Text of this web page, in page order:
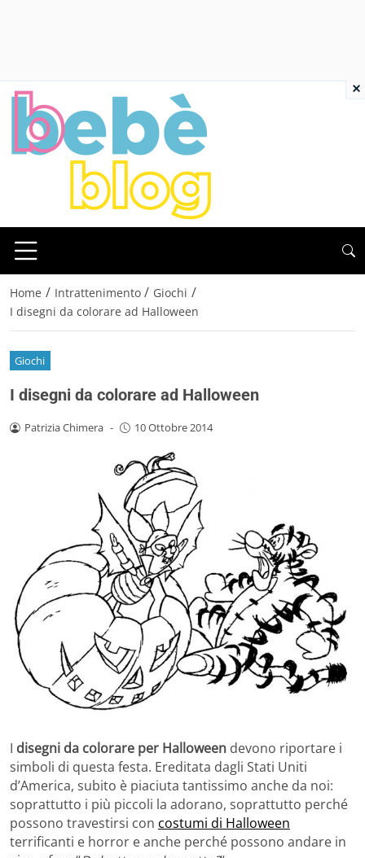
Home / Intrattenimento / Giochi /
I disegni da colorare ad Halloween
Giochi
I disegni da colorare ad Halloween
Patrizia Chimera - 10 Ottobre 2014
I disegni da colorare per Halloween devono riportare i
simboli di questa festa. Ereditata dagli Stati Uniti
d’America, subito è piaciuta tantissimo anche da noi:
soprattutto i più piccoli la adorano, soprattutto perché
possono travestirsi con costumi di Halloween
terrificanti e horror e anche perché possono andare in
×